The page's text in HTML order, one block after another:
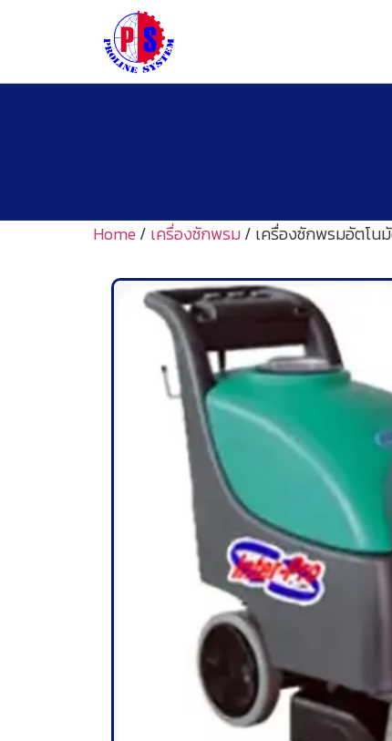
Home/ เครื่องซักพรม/ เครื่องซักพรมอัตโนมั